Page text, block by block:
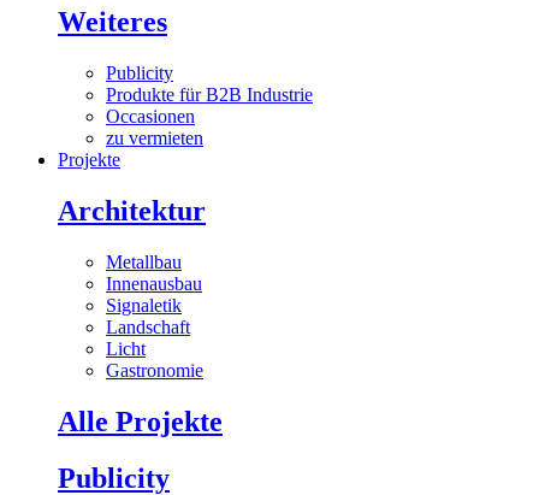
Weiteres
Publicity
Produkte für B2B Industrie
Occasionen
zu vermieten
Projekte
Architektur
Metallbau
Innenausbau
Signaletik
Landschaft
Licht
Gastronomie
Alle Projekte
Publicity